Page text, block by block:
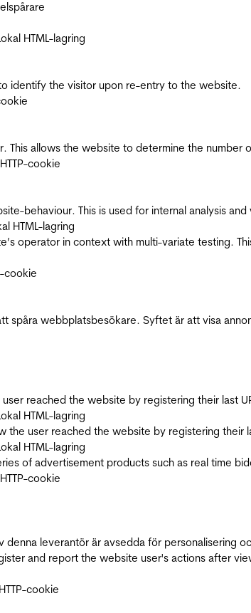
HTML-lagring
identify the visitor upon re-entry to the website.
This allows the website to determine the number
cookie
behaviour. This is used for internal analysis
HTML-lagring
operator in context with multi-variate testing.
cookie
spåra webbplatsbesökare. Syftet är att visa
reached the website by registering their last
HTML-lagring
the user reached the website by registering their
HTML-lagring
of advertisement products such as real time
cookie
denna leverantör är avsedda för personalisering
and report the website user's actions after
cookie